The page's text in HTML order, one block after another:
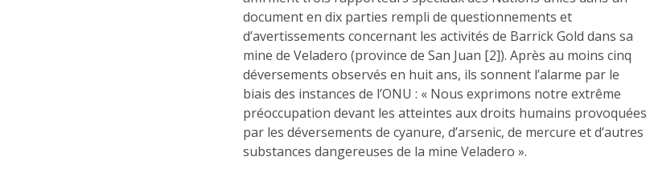
document en dix parties rempli de questionnements et
d’avertissements concernant les activités de Barrick Gold dans sa
mine de Veladero (province de San Juan [2]). Après au moins cinq
déversements observés en huit ans, ils sonnent l’alarme par le
biais des instances de l’ONU : « Nous exprimons notre extrême
préoccupation devant les atteintes aux droits humains provoquées
par les déversements de cyanure, d’arsenic, de mercure et d’autres
substances dangereuses de la mine Veladero ».